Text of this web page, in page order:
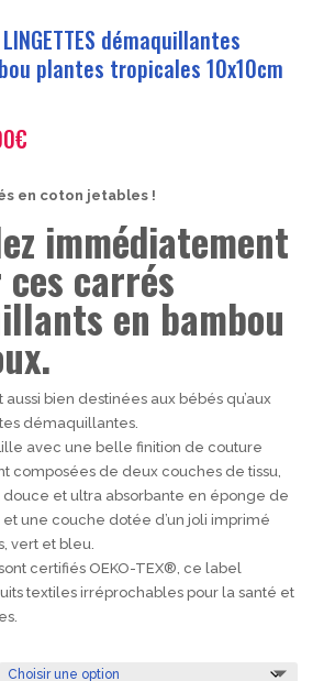
démaquillantes
plantes tropicales 10x10cm
€Plage
prix :
8,00€
à
16,00€
en coton jetables !
immédiatement
carrés
en bambou
aussi bien destinées aux bébés qu’aux
démaquillantes.
avec une belle finition de couture
composées de deux couches de tissu,
et ultra absorbante en éponge de
une couche dotée d’un joli imprimé
vert et bleu.
certifiés OEKO-TEX®, ce label
textiles irréprochables pour la santé et